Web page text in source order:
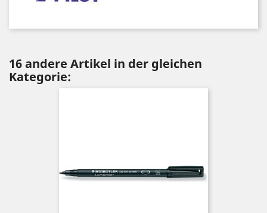
16 andere Artikel in der gleichen
Kategorie: